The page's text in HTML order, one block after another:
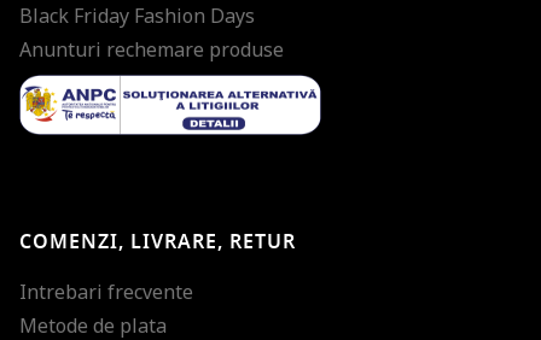
Black Friday Fashion Days
Anunturi rechemare produse
COMENZI, LIVRARE, RETUR
Intrebari frecvente
Metode de plata